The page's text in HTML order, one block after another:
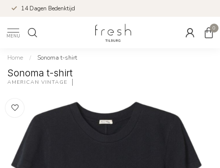
14 Dagen Bedenktijd
MENU
0
Home / Sonoma t-shirt
Sonoma t-shirt
AMERICAN VINTAGE